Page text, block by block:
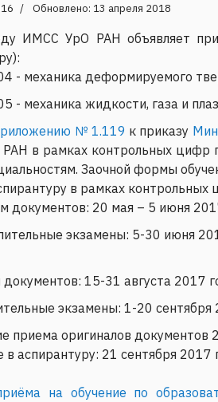
Обновлено: 13 апреля 2018
ИМСС УрО РАН объявляет
- механика деформируемого
- механика жидкости, газа и
риложению № 1.119 к приказу
в рамках контрольных цифр
Заочной формы
в рамках
документов: 20 мая – 5 июня
экзамены: 5-30 июня
15-31 августа 2017
экзамены: 1-20 сентября
приема оригиналов документов
в аспирантуру: 21 сентября 2017
на обучение по